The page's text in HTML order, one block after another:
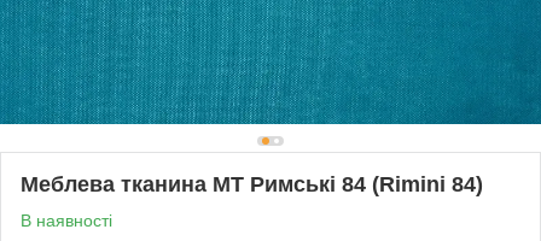
Меблева тканина МТ Римські 84 (Rimini 84)
В наявності